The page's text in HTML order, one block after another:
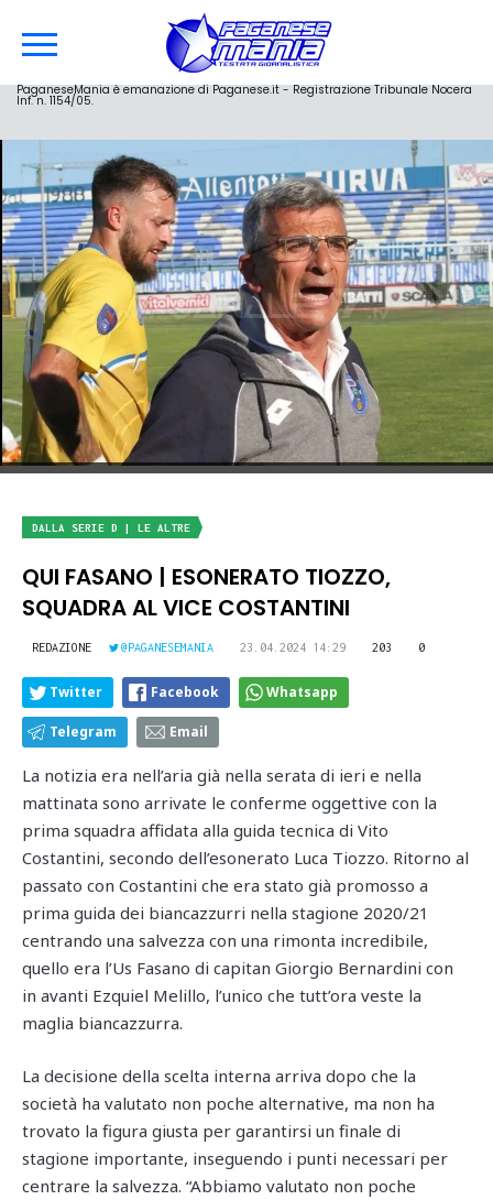
PaganeseMania è emanazione di Paganese.it - Registrazione Tribunale Nocera
Inf. n. 1154/05.
DALLA SERIE D | LE ALTRE
QUI FASANO | ESONERATO TIOZZO,
SQUADRA AL VICE COSTANTINI
REDAZIONE @PAGANESEMANIA 23.04.2024 14:29 203 0
Twitter Facebook Whatsapp
Telegram Email
La notizia era nell’aria già nella serata di ieri e nella
mattinata sono arrivate le conferme oggettive con la
prima squadra affidata alla guida tecnica di Vito
Costantini, secondo dell’esonerato Luca Tiozzo. Ritorno al
passato con Costantini che era stato già promosso a
prima guida dei biancazzurri nella stagione 2020/21
centrando una salvezza con una rimonta incredibile,
quello era l’Us Fasano di capitan Giorgio Bernardini con
in avanti Ezquiel Melillo, l’unico che tutt’ora veste la
maglia biancazzurra.
La decisione della scelta interna arriva dopo che la
società ha valutato non poche alternative, ma non ha
trovato la figura giusta per garantirsi un finale di
stagione importante, inseguendo i punti necessari per
centrare la salvezza. “Abbiamo valutato non poche